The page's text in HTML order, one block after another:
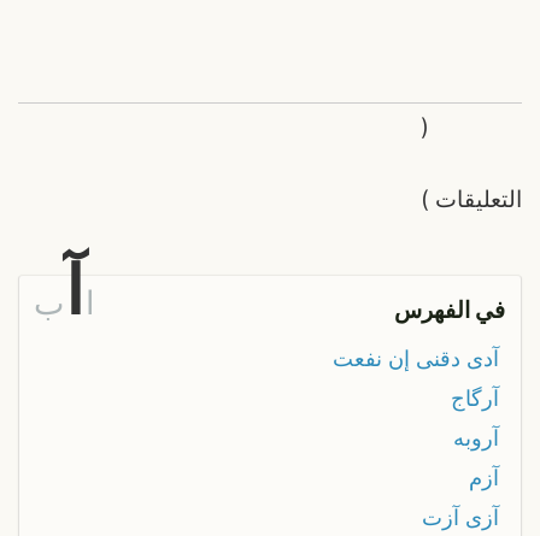
التعليقات
(
)
في الفهرس ا ب
آدى دقنى إن نفعت
آرگاج
آروبه
آزم
آزى آزت